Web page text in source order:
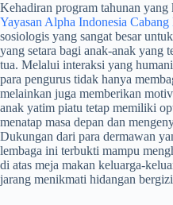
​Kehadiran program tahunan yang
Yayasan Alpha Indonesia
sosiologis yang sangat besar
yang setara bagi anak-anak yang
tua. Melalui interaksi yang
para pengurus tidak hanya
melainkan juga memberikan
anak yatim piatu tetap memiliki
menatap masa depan dan
Dukungan dari para dermawan
lembaga ini terbukti mampu
di atas meja makan keluarga-
jarang menikmati hidangan